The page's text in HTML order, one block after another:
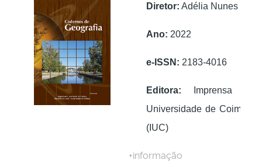
Diretor: Adélia Nunes
Ano: 2022
e-ISSN: 2183-4016
Editora: Imprensa da
Universidade de Coimbra
(IUC)
+informação